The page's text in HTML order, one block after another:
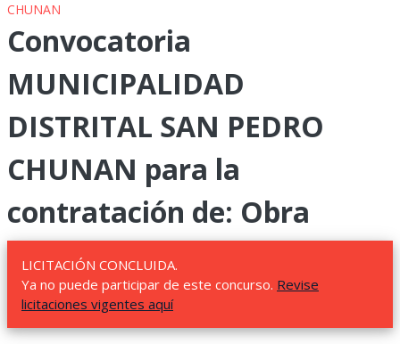
CHUNAN
Convocatoria
MUNICIPALIDAD
DISTRITAL SAN PEDRO
CHUNAN para la
contratación de: Obra
LICITACIÓN CONCLUIDA.
Ya no puede participar de este concurso. Revise
licitaciones vigentes aquí